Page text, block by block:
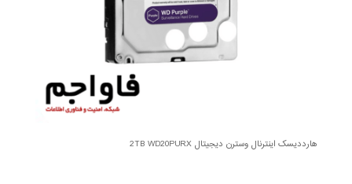
هارددیسک اینترنال وسترن دیجیتال 2TB WD20PURX